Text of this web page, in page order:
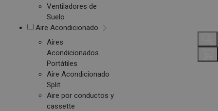
Ventiladores de
Suelo
Aire Acondicionado
Aires
Acondicionados
Portátiles
Aire Acondicionado
Split
Aire por conductos y
cassette